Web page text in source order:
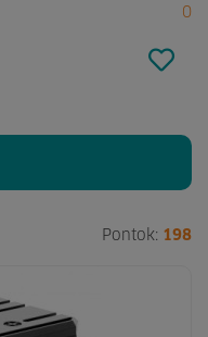
0
Pontok: 198